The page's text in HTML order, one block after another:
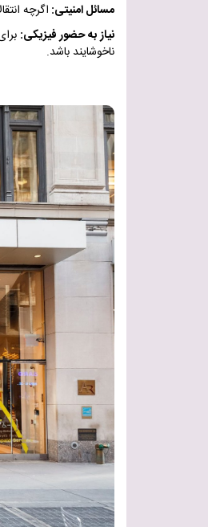
مسائل امنیتی: اگرچه
نیاز به حضور فیزیکی:
ناخوشایند باشد.